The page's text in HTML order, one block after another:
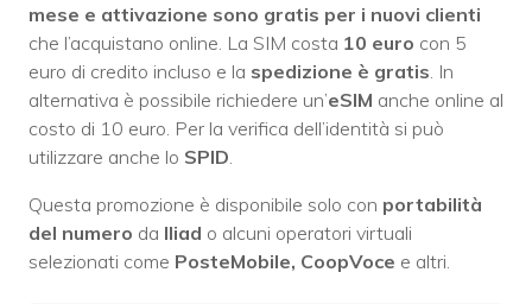
mese e attivazione sono gratis per i nuovi clienti
che l’acquistano online. La SIM costa 10 euro con 5
euro di credito incluso e la spedizione è gratis . In
alternativa è possibile richiedere un’eSIM anche online al
costo di 10 euro. Per la verifica dell’identità si può
utilizzare anche lo SPID
Questa promozione è disponibile solo con portabilità
del numero da Iliad o alcuni operatori virtuali
selezionati come PosteMobile, CoopVoce e altri.